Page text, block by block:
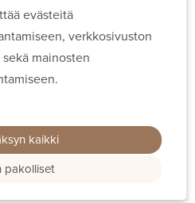
evästeitä
verkkosivuston
mainosten
pakolliset
kaikki